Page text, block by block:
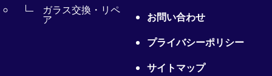
ガラス交換・リペ
ア
お問い合わせ
プライバシーポリシー
サイトマップ